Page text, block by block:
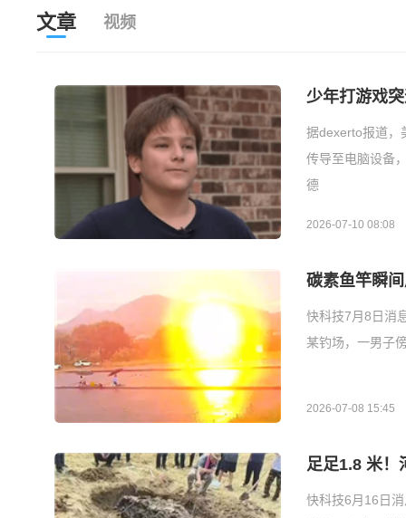
文章 视频
少年打游戏
据dexerto报道，
传导至电脑设备
德
2026-07-10 08:08
碳素鱼竿瞬
快科技7月8日消
某钓场，一男子
2026-07-08 15:45
足足1.8 米！
快科技6月16日